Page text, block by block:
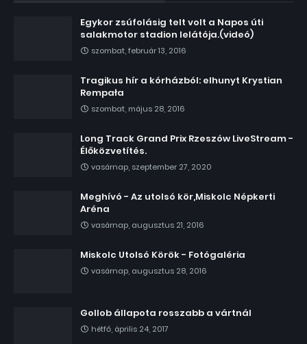
Egykor zsúfolásig telt volt a Napos úti
salakmotor stadion lelátója.(videó)
szombat, február 13, 2016
Tragikus hír a kórházból: elhunyt Krystian
Rempała
szombat, május 28, 2016
Long Track Grand Prix Rzeszów LiveStream -
Élőközvetítés.
vasárnap, szeptember 27, 2020
Meghívó - Az utolsó kör,Miskolc Népkerti
Aréna
vasárnap, augusztus 21, 2016
Miskolc Utolsó Körök - Fotógaléria
vasárnap, augusztus 28, 2016
Gollob állapota rosszabb a vártnál
hétfő, április 24, 2017